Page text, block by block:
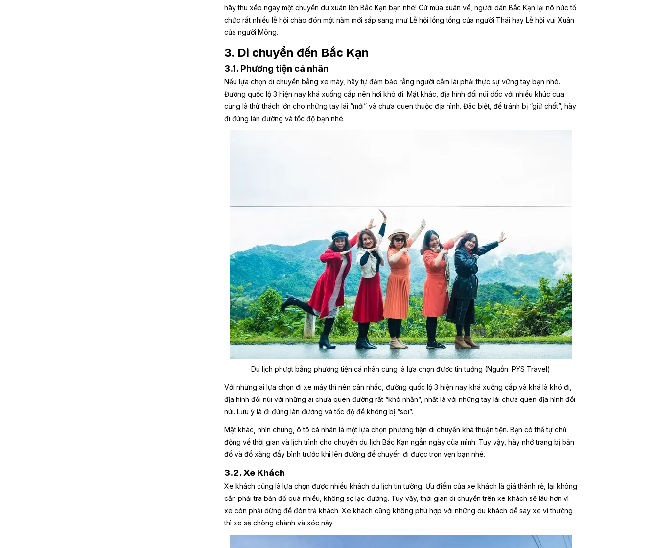
hãy thu xếp ngay một chuyến du xuân lên Bắc Kạn bạn nhé! Cứ mùa xuân về, người dân Bắc Kạn lại nô nức tổ
chức rất nhiều lễ hội chào đón một năm mới sắp sang như Lễ hội lồng tồng của người Thái hay Lễ hội vui Xuân
của người Mông.
3. Di chuyển đến Bắc Kạn
3.1. Phương tiện cá nhân
Nếu lựa chọn di chuyển bằng xe máy, hãy tự đảm bảo rằng người cầm lái phải thực sự vững tay bạn nhé.
Đường quốc lộ 3 hiện nay khá xuống cấp nên hơi khó đi. Mặt khác, địa hình đối núi dốc với nhiều khúc cua
cũng là thử thách lớn cho những tay lái “mới” và chưa quen thuộc địa hình. Đặc biệt, để tránh bị “giữ chốt”, hãy
đi đúng làn đường và tốc độ bạn nhé.
Du lịch phượt bằng phương tiện cá nhân cũng là lựa chọn được tin tưởng (Nguồn: PYS Travel)
Với những ai lựa chọn đi xe máy thì nên cân nhắc, đường quốc lộ 3 hiện nay khá xuống cấp và khá là khó đi,
địa hình đồi núi với những ai chưa quen đường rất “khó nhằn”, nhất là với những tay lái chưa quen địa hình đồi
núi. Lưu ý là đi đúng làn đường và tốc độ để không bị “soi”.
Mặt khác, nhìn chung, ô tô cá nhân là một lựa chọn phương tiện di chuyển khá thuận tiện. Bạn có thể tự chủ
động về thời gian và lịch trình cho chuyến du lịch Bắc Kạn ngắn ngày của mình. Tuy vậy, hãy nhớ trang bị bản
đồ và đổ xăng đầy bình trước khi lên đường để chuyến đi được trọn vẹn bạn nhé.
3.2. Xe Khách
Xe khách cũng là lựa chọn được nhiều khách du lịch tin tưởng. Ưu điểm của xe khách là giá thành rẻ, lại không
cần phải tra bản đồ quá nhiều, không sợ lạc đường. Tuy vậy, thời gian di chuyển trên xe khách sẽ lâu hơn vì
xe còn phải dừng để đón trả khách. Xe khách cũng không phù hợp với những du khách dễ say xe vì thường
thì xe sẽ chòng chành và xóc nảy.